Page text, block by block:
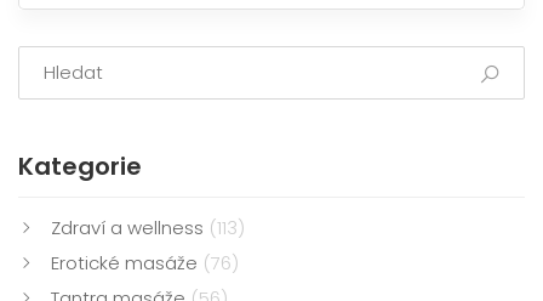
Kategorie
Zdraví a wellness (113)
Erotické masáže (76)